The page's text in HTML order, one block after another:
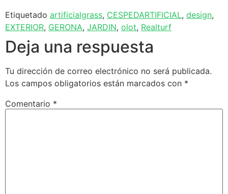
Etiquetado artificialgrass, CESPEDARTIFICIAL, design,
EXTERIOR, GERONA, JARDIN, olot, Realturf
Deja una respuesta
Tu dirección de correo electrónico no será publicada.
Los campos obligatorios están marcados con *
Comentario *